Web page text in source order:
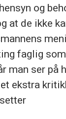
og
at de ikke
faglig
man ser på
ekstra